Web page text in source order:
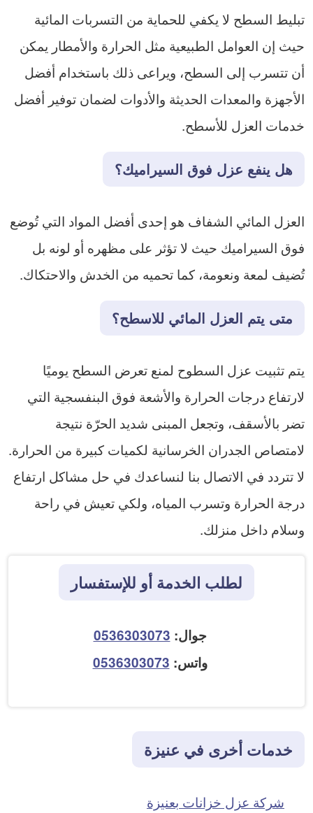
تبليط السطح لا يكفي للحماية من التسربات المائية
حيث إن العوامل الطبيعية مثل الحرارة والأمطار يمكن
أن تتسرب إلى السطح، ويراعى ذلك باستخدام أفضل
الأجهزة والمعدات الحديثة والأدوات لضمان توفير أفضل
خدمات العزل للأسطح.
هل ينفع عزل فوق السيراميك؟
العزل المائي الشفاف هو إحدى أفضل المواد التي تُوضع
فوق السيراميك حيث لا تؤثر على مظهره أو لونه بل
تُضيف لمعة ونعومة، كما تحميه من الخدش والاحتكاك.
متى يتم العزل المائي للاسطح؟
يتم تثبيت عزل السطوح لمنع تعرض السطح يوميًا
لارتفاع درجات الحرارة والأشعة فوق البنفسجية التي
تضر بالأسقف، وتجعل المبنى شديد الحرّة نتيجة
لامتصاص الجدران الخرسانية لكميات كبيرة من الحرارة.
لا تتردد في الاتصال بنا لنساعدك في حل مشاكل ارتفاع
درجة الحرارة وتسرب المياه، ولكي تعيش في راحة
وسلام داخل منزلك.
لطلب الخدمة أو للإستفسار
جوال: 0536303073
واتس: 0536303073
خدمات أخرى في عنيزة
شركة عزل خزانات بعنيزة